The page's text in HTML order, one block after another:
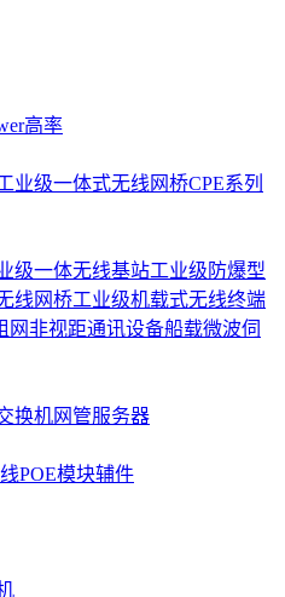
高率
业级一体式无线网桥CPE系列
级一体无线基站工业级防爆型
线网桥工业级机载式无线终端
网非视距通讯设备船载微波伺
换机网管服务器
POE模块辅件